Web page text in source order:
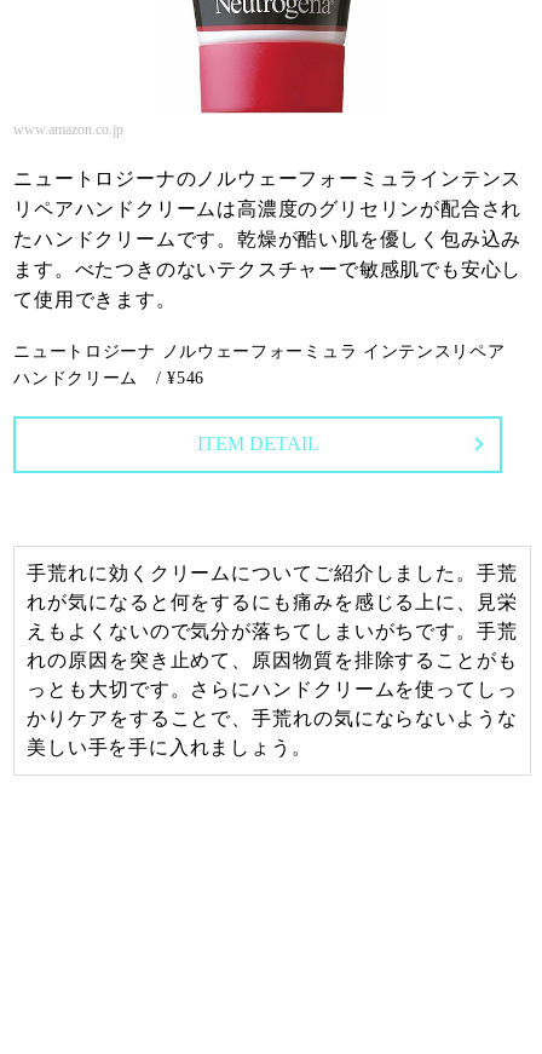
www.amazon.co.jp
ニュートロジーナのノルウェーフォーミュラインテンス
リペアハンドクリームは高濃度のグリセリンが配合され
たハンドクリームです。乾燥が酷い肌を優しく包み込み
ます。べたつきのないテクスチャーで敏感肌でも安心し
て使用できます。
ニュートロジーナ ノルウェーフォーミュラ インテンスリペア
ハンドクリーム / ¥546
ITEM DETAIL
手荒れに効くクリームについてご紹介しました。手荒
れが気になると何をするにも痛みを感じる上に、見栄
えもよくないので気分が落ちてしまいがちです。手荒
れの原因を突き止めて、原因物質を排除することがも
っとも大切です。さらにハンドクリームを使ってしっ
かりケアをすることで、手荒れの気にならないような
美しい手を手に入れましょう。